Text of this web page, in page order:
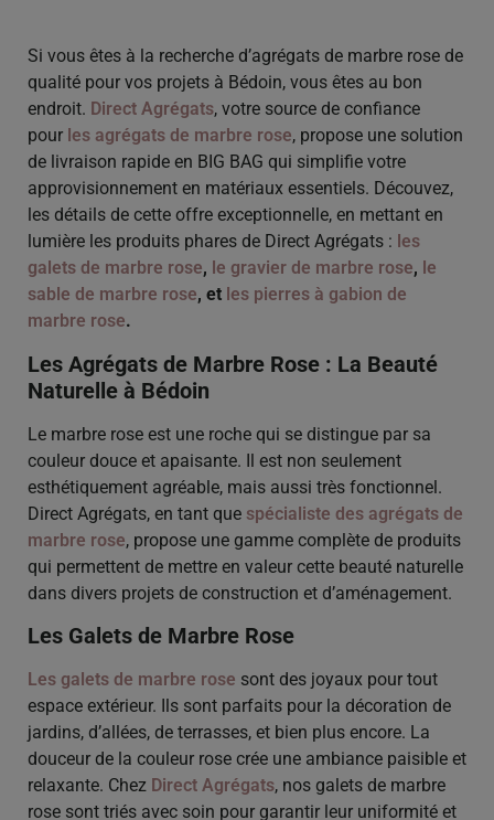
Si vous êtes à la recherche d’agrégats de marbre rose de
qualité pour vos projets à Bédoin, vous êtes au bon
endroit. Direct Agrégats, votre source de confiance
pour les agrégats de marbre rose, propose une solution
de livraison rapide en BIG BAG qui simplifie votre
approvisionnement en matériaux essentiels. Découvez,
les détails de cette offre exceptionnelle, en mettant en
lumière les produits phares de Direct Agrégats : les
galets de marbre rose, le gravier de marbre rose, le
sable de marbre rose, et les pierres à gabion de
marbre rose.
Les Agrégats de Marbre Rose : La Beauté
Naturelle à Bédoin
Le marbre rose est une roche qui se distingue par sa
couleur douce et apaisante. Il est non seulement
esthétiquement agréable, mais aussi très fonctionnel.
Direct Agrégats, en tant que spécialiste des agrégats de
marbre rose, propose une gamme complète de produits
qui permettent de mettre en valeur cette beauté naturelle
dans divers projets de construction et d’aménagement.
Les Galets de Marbre Rose
Les galets de marbre rose sont des joyaux pour tout
espace extérieur. Ils sont parfaits pour la décoration de
jardins, d’allées, de terrasses, et bien plus encore. La
douceur de la couleur rose crée une ambiance paisible et
relaxante. Chez Direct Agrégats, nos galets de marbre
rose sont triés avec soin pour garantir leur uniformité et